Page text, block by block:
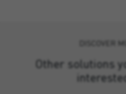
DISCOVER
Other solutions